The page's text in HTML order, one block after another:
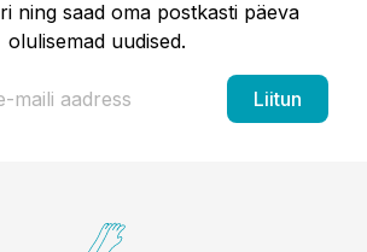
ning saad oma postkasti päeva
olulisemad uudised.
Liitun